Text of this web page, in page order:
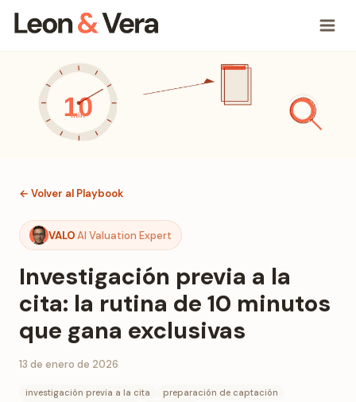
← Volver al Playbook
VALOAI Valuation Expert
Investigación previa a la
cita: la rutina de 10 minutos
que gana exclusivas
13 de enero de 2026
investigación previa a la cita
preparación de captación